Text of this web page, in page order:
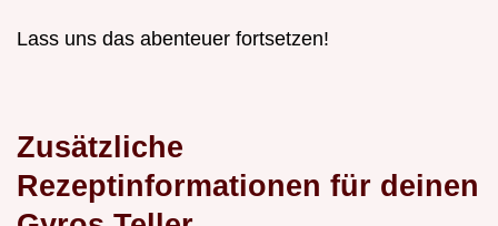
Lass uns das abenteuer fortsetzen!
Zusätzliche
Rezeptinformationen für deinen